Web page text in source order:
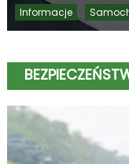
Informacje